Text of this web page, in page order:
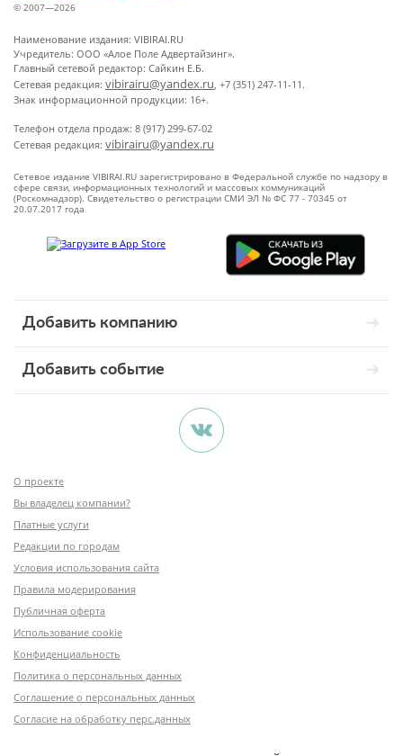
© 2007—2026
Наименование издания: VIBIRAI.RU
Учредитель: ООО «Алое Поле Адвертайзинг».
Главный сетевой редактор: Сайкин Е.Б.
Сетевая редакция: vibirairu@yandex.ru, +7 (351) 247-11-11.
Знак информационной продукции: 16+.
Телефон отдела продаж: 8 (917) 299-67-02
Сетевая редакция: vibirairu@yandex.ru
Сетевое издание VIBIRAI.RU зарегистрировано в Федеральной службе по надзору в
сфере связи, информационных технологий и массовых коммуникаций
(Роскомнадзор). Свидетельство о регистрации СМИ ЭЛ № ФС 77 - 70345 от
20.07.2017 года
Добавить компанию
Добавить событие
О проекте
Вы владелец компании?
Платные услуги
Редакции по городам
Условия использования сайта
Правила модерирования
Публичная оферта
Использование cookie
Конфиденциальность
Политика о персональных данных
Соглашение о персональных данных
Согласие на обработку перс.данных